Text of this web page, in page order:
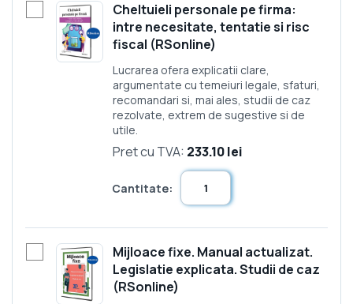
Cheltuieli personale pe firma:
intre necesitate, tentatie si risc
fiscal (RSonline)
Lucrarea ofera explicatii clare,
argumentate cu temeiuri legale, sfaturi,
recomandari si, mai ales, studii de caz
rezolvate, extrem de sugestive si de
utile.
Pret cu TVA: 233.10 lei
Cantitate:
Mijloace fixe. Manual actualizat.
Legislatie explicata. Studii de caz
(RSonline)